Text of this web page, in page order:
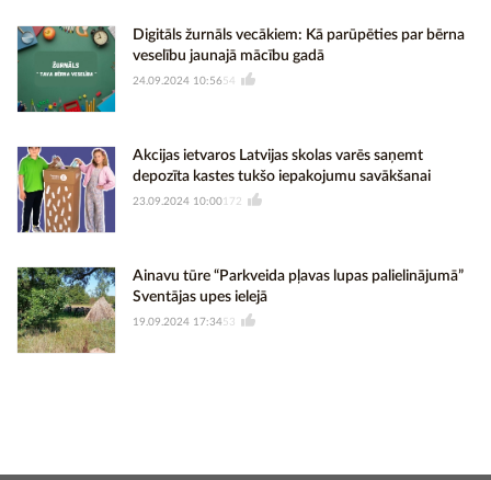
Digitāls žurnāls vecākiem: Kā parūpēties par bērna
veselību jaunajā mācību gadā
24.09.2024 10:5654
Akcijas ietvaros Latvijas skolas varēs saņemt
depozīta kastes tukšo iepakojumu savākšanai
23.09.2024 10:00172
Ainavu tūre “Parkveida pļavas lupas palielinājumā”
Sventājas upes ielejā
19.09.2024 17:3453